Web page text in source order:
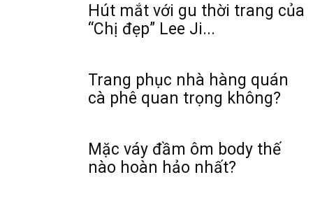
Hút mắt với gu thời trang của
“Chị đẹp” Lee Ji...
Trang phục nhà hàng quán
cà phê quan trọng không?
Mặc váy đầm ôm body thế
nào hoàn hảo nhất?